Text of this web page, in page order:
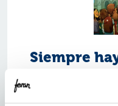
Siempre
Ref.